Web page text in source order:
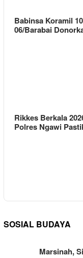
Babinsa Koramil
06/Barabai
Rikkes Berkala
Polres Ngawi
SOSIAL BUDAYA
Marsinah,